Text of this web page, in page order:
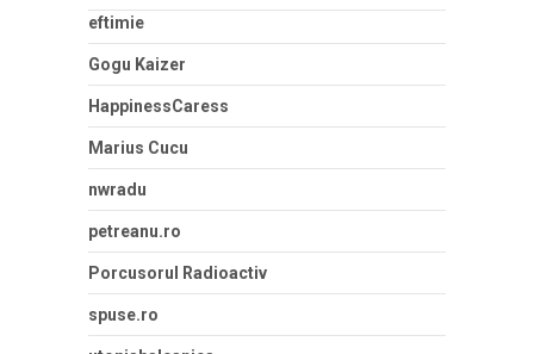
eftimie
Gogu Kaizer
HappinessCaress
Marius Cucu
nwradu
petreanu.ro
Porcusorul Radioactiv
spuse.ro